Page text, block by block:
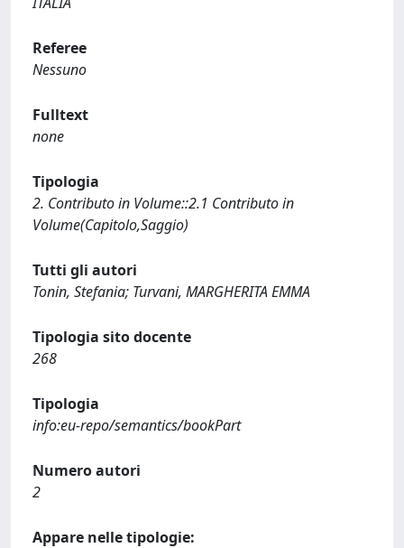
Referee
Nessuno
Fulltext
none
Tipologia
2. Contributo in Volume::2.1 Contributo in
Volume(Capitolo,Saggio)
Tutti gli autori
Tonin, Stefania; Turvani, MARGHERITA EMMA
Tipologia sito docente
268
Tipologia
info:eu-repo/semantics/bookPart
Numero autori
2
Appare nelle tipologie: